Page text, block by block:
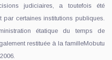
judiciaires, a toutefois été
par certaines institutions publiques.
étatique du temps de
restituée à la familleMobutu